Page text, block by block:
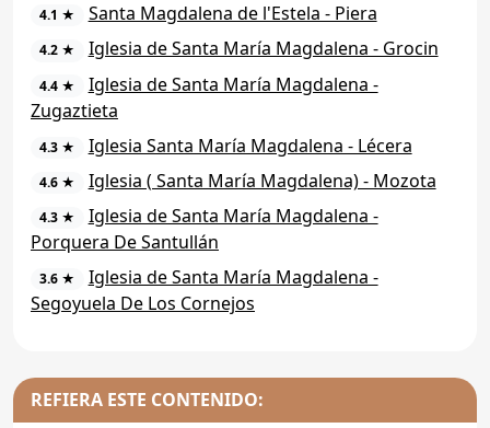
4.1 ★ Santa Magdalena de l'Estela - Piera
4.2 ★ Iglesia de Santa María Magdalena - Grocin
4.4 ★
Iglesia de Santa María Magdalena -
Zugaztieta
4.3 ★ Iglesia Santa María Magdalena - Lécera
4.6 ★ Iglesia ( Santa María Magdalena) - Mozota
4.3 ★
Iglesia de Santa María Magdalena -
Porquera De Santullán
3.6 ★
Iglesia de Santa María Magdalena -
Segoyuela De Los Cornejos
REFIERA ESTE CONTENIDO: